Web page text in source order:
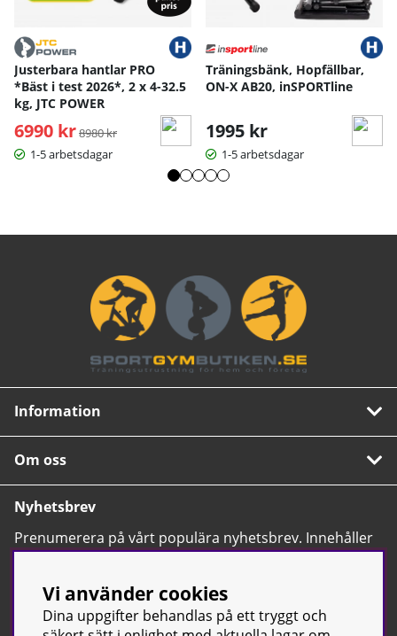
Mått angivna i cm.
Justerbara hantlar PRO
*Bäst i test 2026*, 2 x 4-32.5
kg, JTC POWER
6990 kr Ordinarie pris:
8980 kr
1-5 arbetsdagar
Träningsbänk, Hopfällbar,
ON-X AB20, inSPORTline
1995 kr
1-5 arbetsdagar
Information
Om oss
Nyhetsbrev
Prenumerera på vårt populära nyhetsbrev. Innehåller
tips, nyheter och våra allra bästa erbjudanden.
Vi använder cookies
Dina uppgifter behandlas på ett tryggt och